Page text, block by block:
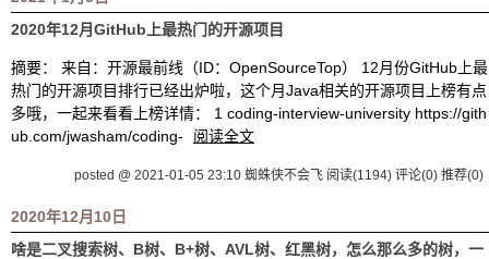
2020年12月GitHub上最热门的开源项目
摘要： 来自：开源最前线（ID：OpenSourceTop） 12月份GitHub上最
热门的开源项目排行已经出炉啦，这个月Java相关的开源项目上榜有点
多哦，一起来看看上榜详情： 1 coding-interview-university https://gith
ub.com/jwasham/coding-
阅读全文
posted @ 2021-01-05 23:10 蜘蛛侠不会飞 阅读(1194) 评论(0) 推荐(0)
2020年12月10日
啥是二叉搜索树、B树、B+树、AVL树、红黑树，怎么那么多的树，一